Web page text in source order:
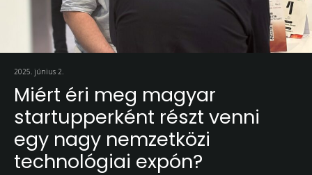
2025. június 2.
Miért éri meg magyar
startupperként részt venni
egy nagy nemzetközi
technológiai expón?